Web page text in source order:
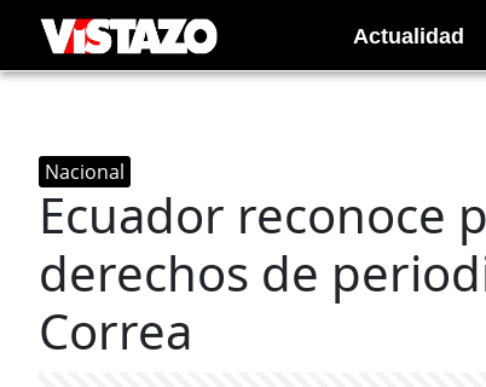
Actualidad
Nacional
Ecuador reconoce
derechos de
Correa